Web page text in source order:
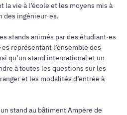
la vie à l’école et les moyens mis à
ingénieur·es.
stands animés par des étudiant·es
représentant l’ensemble des
qu’un stand international et un
à toutes les questions sur les
et les modalités d’entrée à
stand au bâtiment Ampère de